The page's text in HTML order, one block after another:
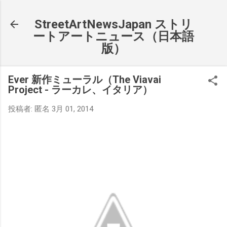
StreetArtNewsJapan ストリ
ートアートニュース（日本語
版）
Ever 新作ミューラル（The Viavai
Project - ラーカレ、イタリア）
投稿者: 匿名 3月 01, 2014